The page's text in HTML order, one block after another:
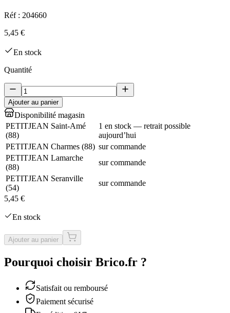
Réf : 204660
5,45 €
En stock
Quantité
Ajouter au panier
Disponibilité magasin
PETITJEAN Saint-Amé
(88)
1 en stock — retrait possible
aujourd’hui
PETITJEAN Charmes (88) sur commande
PETITJEAN Lamarche
(88)
sur commande
PETITJEAN Seranville
(54)
sur commande
5,45 €
En stock
Ajouter au panier
Pourquoi choisir Brico.fr ?
Satisfait ou remboursé
Paiement sécurisé